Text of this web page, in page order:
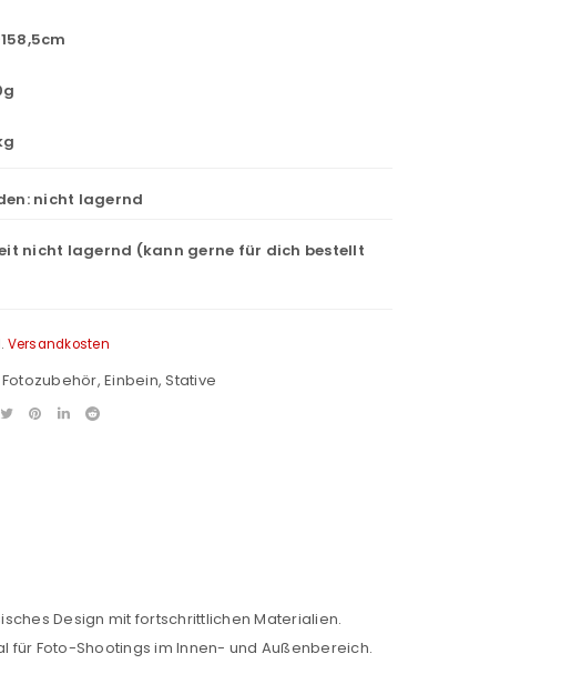
you would like to hear from us
nicht lagernd
nicht lagernd (kann gerne für dich bestellt
Versandkosten
Fotozubehör, Einbein,Stative
Design mit fortschrittlichen Materialien.
Foto-Shootings im Innen- und Außenbereich.